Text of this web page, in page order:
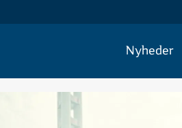
Nyheder